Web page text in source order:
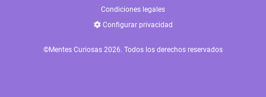
Condiciones legales
Configurar privacidad
©Mentes Curiosas 2026. Todos los derechos reservados